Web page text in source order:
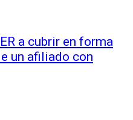
a cubrir en forma
un afiliado con